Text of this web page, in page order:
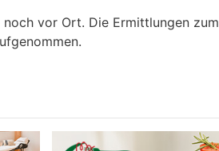
vor Ort. Die Ermittlungen zum